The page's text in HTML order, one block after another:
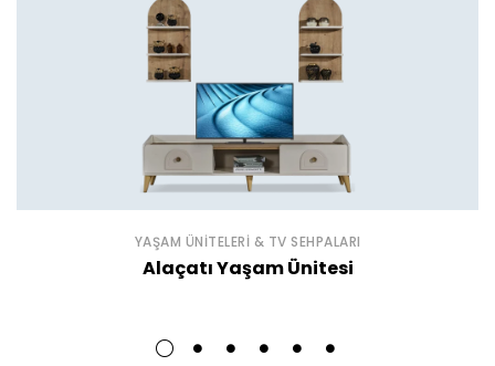
YAŞAM ÜNITELERI & TV SEHPALARI
Alaçatı Yaşam Ünitesi